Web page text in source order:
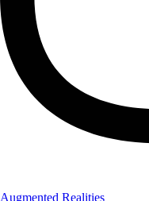
Augmented Realities